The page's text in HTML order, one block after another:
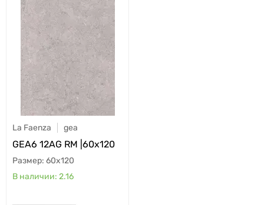
La Faenza gea
GEA6 12AG RM |60x120
60x120
2.16